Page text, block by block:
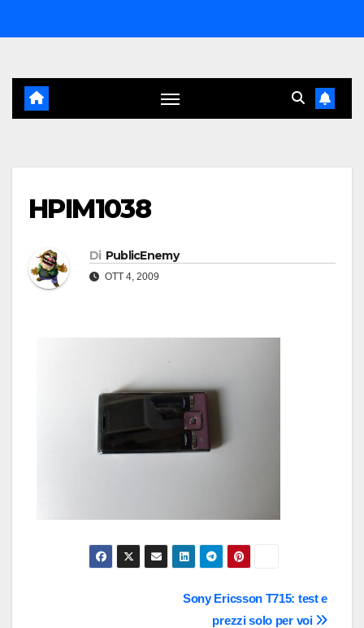
al
HPIM1038
Di PublicEnemy
OTT 4, 2009
NavigazioneSony Ericsson T715: test e
prezzi solo per voi